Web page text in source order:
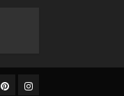
PinterestInstagram